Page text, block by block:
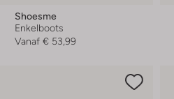
Shoesme
Enkelboots
Vanaf € 53,99